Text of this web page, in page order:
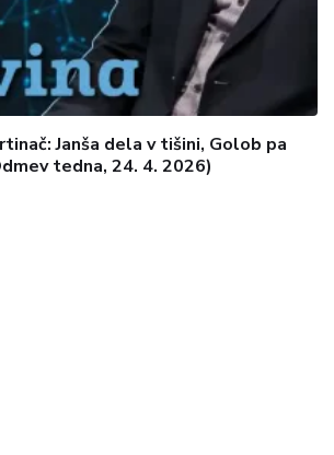
Janša dela v tišini, Golob pa
tedna, 24. 4. 2026)